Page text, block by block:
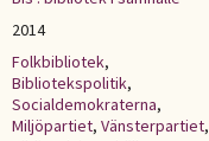
2014
Folkbibliotek,
Bibliotekspolitik,
Socialdemokraterna,
Miljöpartiet, Vänsterpartiet,